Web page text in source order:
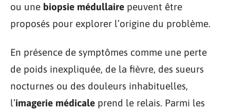
ou une biopsie médullaire peuvent être
proposés pour explorer l’origine du problème.
En présence de symptômes comme une perte
de poids inexpliquée, de la fièvre, des sueurs
nocturnes ou des douleurs inhabituelles,
l’imagerie médicale prend le relais. Parmi les